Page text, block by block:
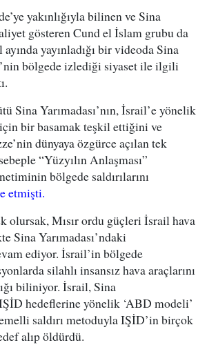
yakınlığıyla bilinen ve Sina
gösteren Cund el İslam grubu da
yayınladığı bir videoda Sina
bölgede izlediği siyaset ile ilgili
Sina Yarımadası’nın, İsrail’e yönelik
için bir basamak teşkil ettiğini ve
dünyaya özgürce açılan tek
“Yüzyılın Anlaşması”
bölgede saldırılarını
etmişti.
olursak, Mısır ordu güçleri İsrail hava
Sina Yarımadası’ndaki
ediyor. İsrail’in bölgede
silahlı insansız hava araçlarını
biliniyor. İsrail, Sina
hedeflerine yönelik ‘ABD modeli’
saldırı metoduyla IŞİD’in birçok
alıp öldürdü.